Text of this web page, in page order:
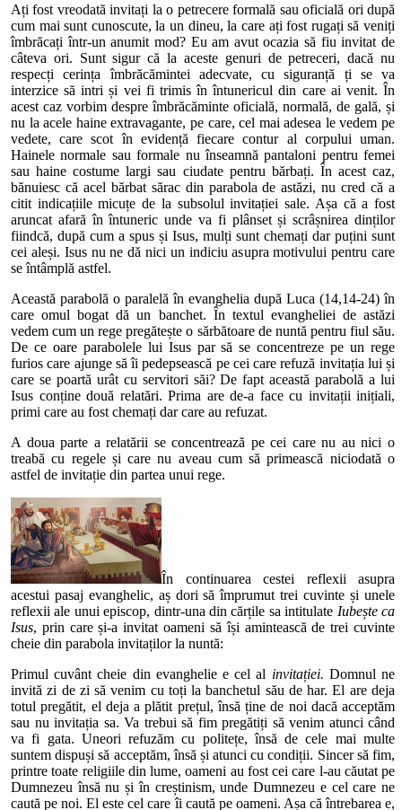
Ați fost vreodată invitați la o petrecere formală sau oficială ori după
cum mai sunt cunoscute, la un dineu, la care ați fost rugați să veniți
îmbrăcați într-un anumit mod? Eu am avut ocazia să fiu invitat de
câteva ori. Sunt sigur că la aceste genuri de petreceri, dacă nu
respecți cerința îmbrăcămintei adecvate, cu siguranță ți se va
interzice să intri și vei fi trimis în întunericul din care ai venit. În
acest caz vorbim despre îmbrăcăminte oficială, normală, de gală, și
nu la acele haine extravagante, pe care, cel mai adesea le vedem pe
vedete, care scot în evidență fiecare contur al corpului uman.
Hainele normale sau formale nu înseamnă pantaloni pentru femei
sau haine costume largi sau ciudate pentru bărbați. În acest caz,
bănuiesc că acel bărbat sărac din parabola de astăzi, nu cred că a
citit indicațiile micuțe de la subsolul invitației sale. Așa că a fost
aruncat afară în întuneric unde va fi plânset și scrâșnirea dinților
fiindcă, după cum a spus și Isus, mulți sunt chemați dar puțini sunt
cei aleși. Isus nu ne dă nici un indiciu asupra motivului pentru care
se întâmplă astfel.
Această parabolă o paralelă în evanghelia după Luca (14,14-24) în
care omul bogat dă un banchet. În textul evangheliei de astăzi
vedem cum un rege pregătește o sărbătoare de nuntă pentru fiul său.
De ce oare parabolele lui Isus par să se concentreze pe un rege
furios care ajunge să îi pedepsească pe cei care refuză invitația lui și
care se poartă urât cu servitori săi? De fapt această parabolă a lui
Isus conține două relatări. Prima are de-a face cu invitații inițiali,
primi care au fost chemați dar care au refuzat.
A doua parte a relatării se concentrează pe cei care nu au nici o
treabă cu regele și care nu aveau cum să primească niciodată o
astfel de invitație din partea unui rege.
În continuarea cestei reflexii asupra
acestui pasaj evanghelic, aș dori să împrumut trei cuvinte și unele
reflexii ale unui episcop, dintr-una din cărțile sa intitulate Iubește ca
Isus, prin care și-a invitat oameni să își amintească de trei cuvinte
cheie din parabola invitaților la nuntă:
Primul cuvânt cheie din evanghelie e cel al invitației. Domnul ne
invită zi de zi să venim cu toți la banchetul său de har. El are deja
totul pregătit, el deja a plătit prețul, însă ține de noi dacă acceptăm
sau nu invitația sa. Va trebui să fim pregătiți să venim atunci când
va fi gata. Uneori refuzăm cu politețe, însă de cele mai multe
suntem dispuși să acceptăm, însă și atunci cu condiții. Sincer să fim,
printre toate religiile din lume, oameni au fost cei care l-au căutat pe
Dumnezeu însă nu și în creștinism, unde Dumnezeu e cel care ne
caută pe noi. El este cel care îi caută pe oameni. Așa că întrebarea e,